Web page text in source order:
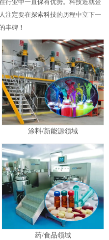
行业中一直保有优势。科技造就金
注定要在探索科技的历程中立下一
丰碑！
涂料/新能源领域
药/食品领域